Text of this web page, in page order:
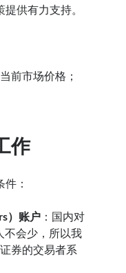
供有力支持。
前市场价格；
作
：
）账户 ：国内对
不会少，所以我
券的交易者系